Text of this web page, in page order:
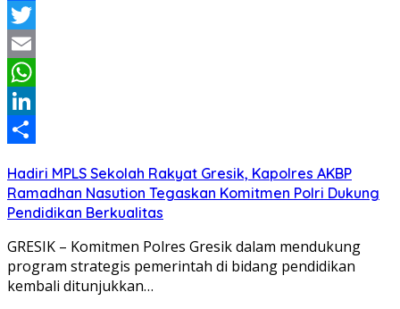
Facebook
Twitter
Email
WhatsApp
LinkedIn
Hadiri MPLS Sekolah Rakyat Gresik, Kapolres AKBP
Ramadhan Nasution Tegaskan Komitmen Polri Dukung
Pendidikan Berkualitas
GRESIK – Komitmen Polres Gresik dalam mendukung
program strategis pemerintah di bidang pendidikan
kembali ditunjukkan…